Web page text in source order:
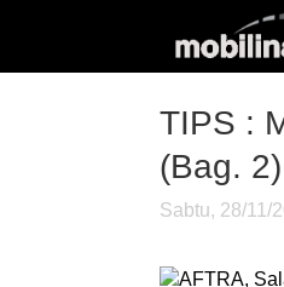
TIPS :
(Bag. 2)
Sabtu, 28/11/